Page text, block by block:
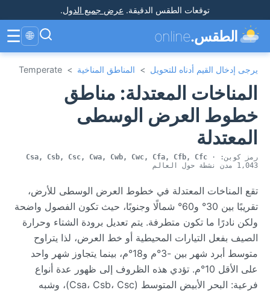
توقعات الطقس الدقيقة. عرض جميع الدول.
الطقس.online
🌐
☰
يرجى إدخال القيم أدناه للتحويل > المناطق المناخية >
Temperate
المناخات المعتدلة: مناطق
خطوط العرض الوسطى
المعتدلة
رمز كوبن: Csa, Csb, Csc, Cwa, Cwb, Cwc, Cfa, Cfb, Cfc ·
1,043 مدن نشطة حول العالم
تقع المناخات المعتدلة في خطوط العرض الوسطى للأرض،
تقريبًا بين 30° و60° شمالًا وجنوبًا، حيث تكون الفصول واضحة
ولكن نادرًا ما تكون متطرفة. يتم تعديل برودة الشتاء وحرارة
الصيف بفعل التيارات المحيطية أو خط العرض، لذا يتراوح
متوسط أبرد شهر بين -3°م و18°م، بينما يتجاوز شهر واحد
على الأقل 10°م. تؤدي هذه الظروف إلى ظهور عدة أنواع
فرعية: البحر الأبيض المتوسط (Csa، Csb، Csc)، وشبه